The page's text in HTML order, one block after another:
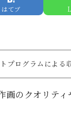
はてブ
プログラムによる
のクオリテ